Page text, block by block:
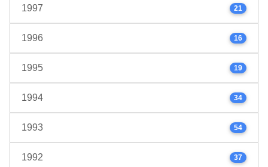
1997 21
1996 16
1995 19
1994 34
1993 54
1992 37